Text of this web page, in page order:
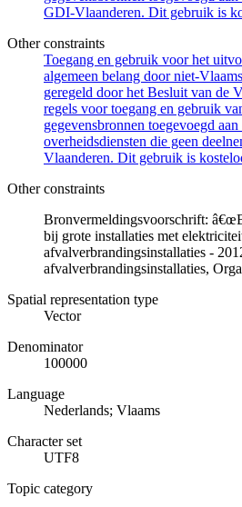
GDI-Vlaanderen. Dit gebruik is
Other constraints
Toegang en gebruik voor het
algemeen belang door niet-
geregeld door het Besluit van de
regels voor toegang en gebruik
gegevensbronnen toegevoegd
overheidsdiensten die geen
Vlaanderen. Dit gebruik is
Other constraints
Bronvermeldingsvoorschrift:
bij grote installaties met
afvalverbrandingsinstallaties -
afvalverbrandingsinstallaties,
Spatial representation type
Vector
Denominator
100000
Language
Nederlands; Vlaams
Character set
UTF8
Topic category